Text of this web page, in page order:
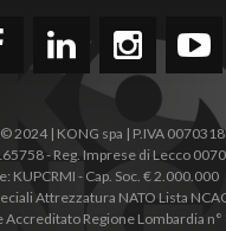
2024 | KONG spa | P.IVA
- Reg. Imprese di Lecco
KUPCRMI - Cap. Soc. € 2.000.000
Attrezzatura NATO Lista
Regione Lombardia n°